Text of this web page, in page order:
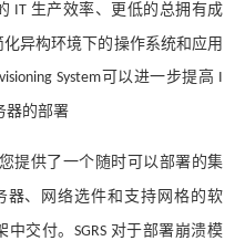
IT 生产效率、更低的总拥有成
异构环境下的操作系统和应用
System 可以进一步提高 I
器的部署
提供了一个随时可以部署的集
器、网络选件和支持网格的软
中交付。 SGRS 对于部署崩溃模